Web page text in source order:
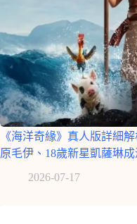
《海洋奇緣》真人版詳細
原毛伊、18歲新星凱薩琳
2026-07-17